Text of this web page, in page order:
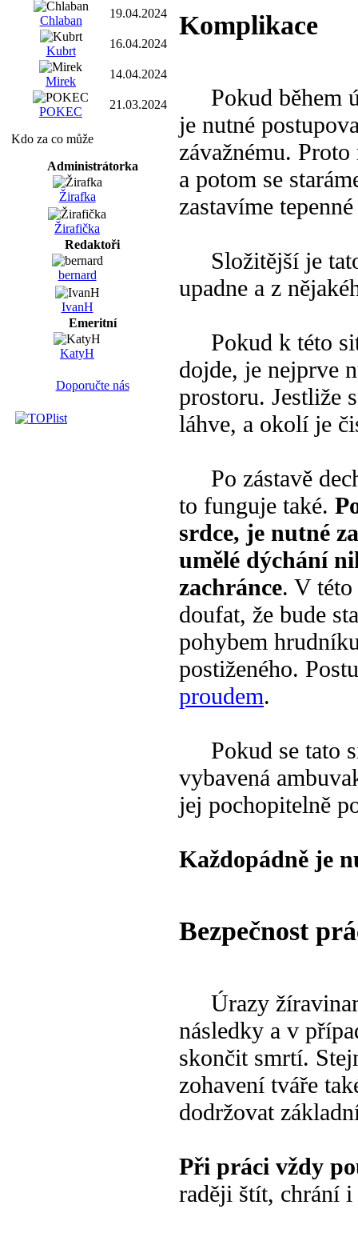
Chlaban
19.04.2024
Kubrt
16.04.2024
Mirek
14.04.2024
POKEC
21.03.2024
Kdo za co může
Administrátorka
Žirafka
Žirafička
Redaktoři
bernard
IvanH
Emeritní
KatyH
Doporučte nás
Komplikace
Pokud během
je nutné
závažnému.
a potom se
zastavíme
Složitější je tato
upadne a z
Pokud k této
dojde, je nejprve
prostoru. Jestliže
láhve, a okolí je
Po zástavě
to funguje také.
srdce, je nutné
umělé dýchání
zachránce. V této
doufat, že bude
pohybem
postiženého.
proudem.
Pokud se tato
vybavená
jej pochopitelně
Každopádně je
Bezpečnost
Úrazy
následky a v
skončit smrtí.
zohavení tváře
dodržovat
Při práci vždy
raději štít, chrání